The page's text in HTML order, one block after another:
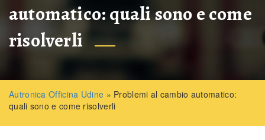
automatico: quali sono e come
risolverli
Autronica Officina Udine » Problemi al cambio automatico:
quali sono e come risolverli